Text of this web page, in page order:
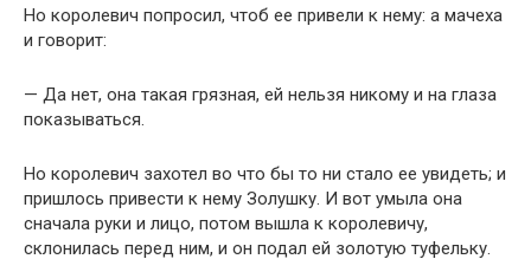
Но королевич попросил, чтоб ее привели к нему: а мачеха
и говорит:
— Да нет, она такая грязная, ей нельзя никому и на глаза
показываться.
Но королевич захотел во что бы то ни стало ее увидеть; и
пришлось привести к нему Золушку. И вот умыла она
сначала руки и лицо, потом вышла к королевичу,
склонилась перед ним, и он подал ей золотую туфельку.